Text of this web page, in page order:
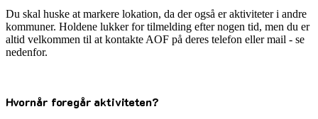
Du skal huske at markere lokation, da der også er aktiviteter i andre
kommuner. Holdene lukker for tilmelding efter nogen tid, men du er
altid velkommen til at kontakte AOF på deres telefon eller mail - se
nedenfor.
Hvornår foregår aktiviteten?